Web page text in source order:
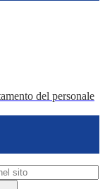
del personale